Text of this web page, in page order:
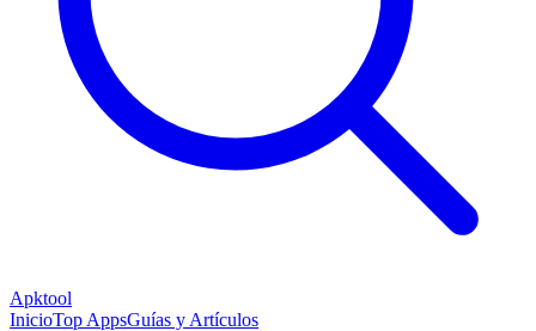
Apktool
InicioTop AppsGuías y Artículos